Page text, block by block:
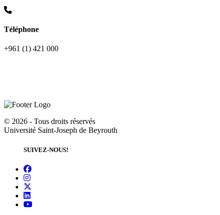
Téléphone
+961 (1) 421 000
© 2026 - Tous droits réservés
Université Saint-Joseph de Beyrouth
SUIVEZ-NOUS!